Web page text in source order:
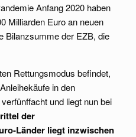
Anfang 2020 haben
Milliarden Euro an neuen
Bilanzsumme der EZB, die
Rettungsmodus befindet,
in den
und liegt nun bei
der
Länder liegt inzwischen